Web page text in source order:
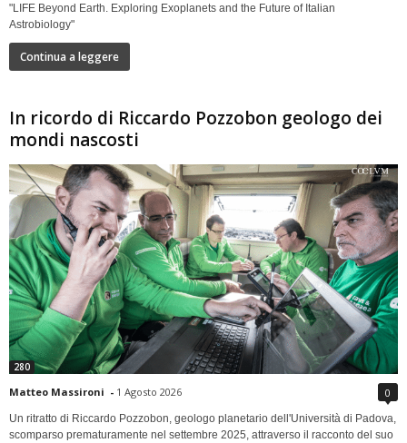
"LIFE Beyond Earth. Exploring Exoplanets and the Future of Italian
Astrobiology"
Continua a leggere
In ricordo di Riccardo Pozzobon geologo dei
mondi nascosti
280
Matteo Massironi - 1 Agosto 2026 0
Un ritratto di Riccardo Pozzobon, geologo planetario dell'Università di Padova,
scomparso prematuramente nel settembre 2025, attraverso il racconto del suo